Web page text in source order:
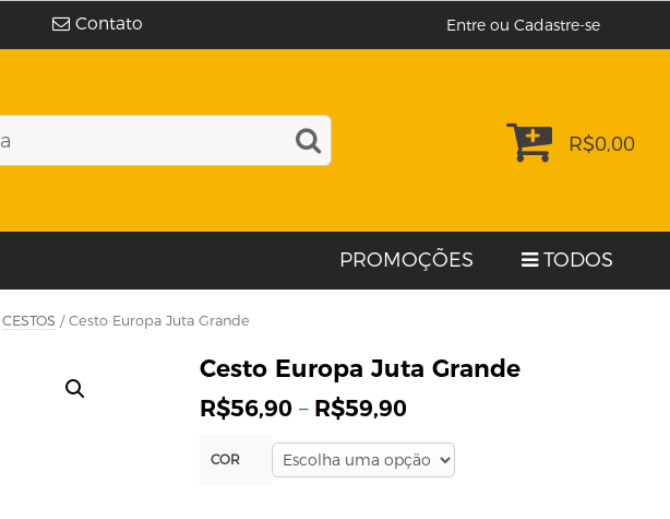
Contato Entre ou Cadastre-se
R$0,00
PROMOÇÕES TODOS
CESTOS / Cesto Europa Juta Grande
Cesto Europa Juta Grande
R$56,90– R$59,90
COR